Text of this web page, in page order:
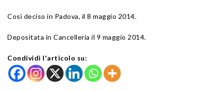
Così deciso in Padova, il 8 maggio 2014.
Depositata in Cancelleria il 9 maggio 2014.
Condividi l'articolo su: